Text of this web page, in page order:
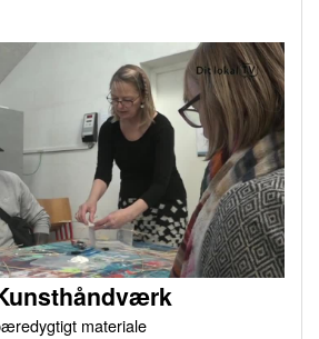
materiale